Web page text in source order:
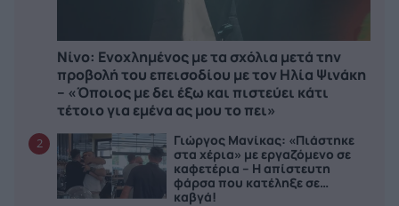
Νίνο: Ενοχλημένος με τα σχόλια μετά την
προβολή του επεισοδίου με τον Ηλία Ψινάκη
– «Όποιος με δει έξω και πιστεύει κάτι
τέτοιο για εμένα ας μου το πει»
2
Γιώργος Μανίκας: «Πιάστηκε
στα χέρια» με εργαζόμενο σε
καφετέρια – Η απίστευτη
φάρσα που κατέληξε σε…
καβγά!